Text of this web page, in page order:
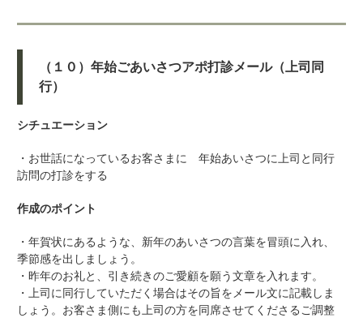
（１０）年始ごあいさつアポ打診メール（上司同
行）
シチュエーション
・お世話になっているお客さまに 年始あいさつに上司と同行
訪問の打診をする
作成のポイント
・年賀状にあるような、新年のあいさつの言葉を冒頭に入れ、
季節感を出しましょう。
・昨年のお礼と、引き続きのご愛顧を願う文章を入れます。
・上司に同行していただく場合はその旨をメール文に記載しま
しょう。お客さま側にも上司の方を同席させてくださるご調整